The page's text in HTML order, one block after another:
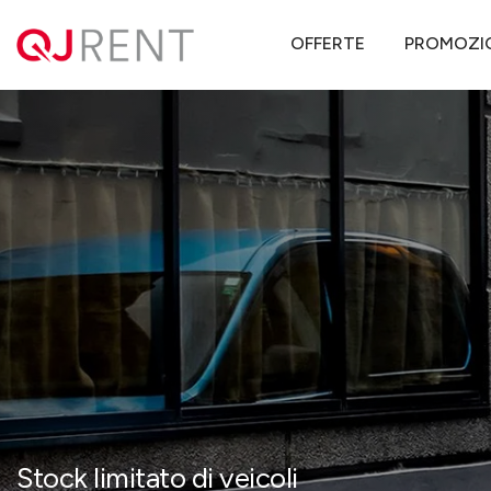
OFFERTE
QJ Rent Offerte noleggio lungo termine Volkswagen Caddy
Stock limitato di veicoli